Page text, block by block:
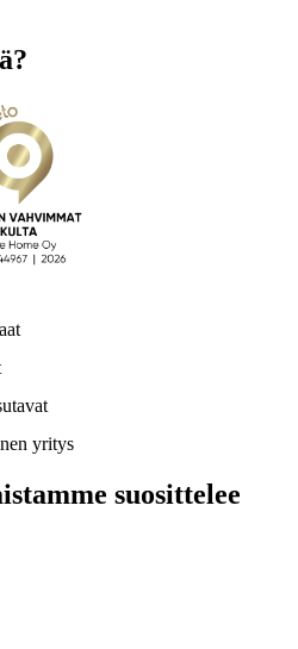
yritys
suosittelee